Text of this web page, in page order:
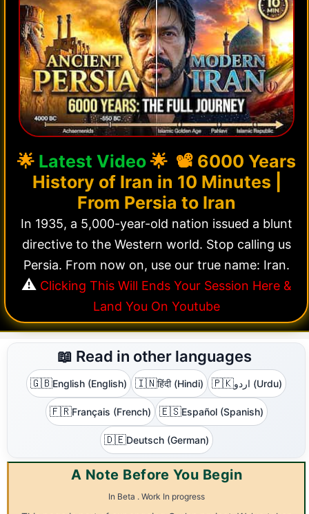
🌟 Latest Video 🌟 📽️ 6000 Years
History of Iran in 10 Minutes |
From Persia to Iran
In 1935, a 5,000-year-old nation issued a blunt
directive to the Western world. Stop calling us
Persia. From now on, use our true name: Iran.
⚠️ Clicking This Will Ends Your Session Here &
Land You On Youtube
📖 Read in other languages
🇬🇧English (English) 🇮🇳हिंदी (Hindi) 🇵🇰 اردو (Urdu)
🇫🇷Français (French) 🇪🇸Español (Spanish)
🇩🇪Deutsch (German)
A Note Before You Begin
In Beta . Work In progress